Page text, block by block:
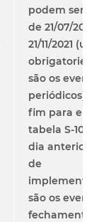
podem ser
de 21/07/2021
21/11/2021
são os
periódicos).
fim para
tabela S-1010
dia anterior
de
são os
fechamento